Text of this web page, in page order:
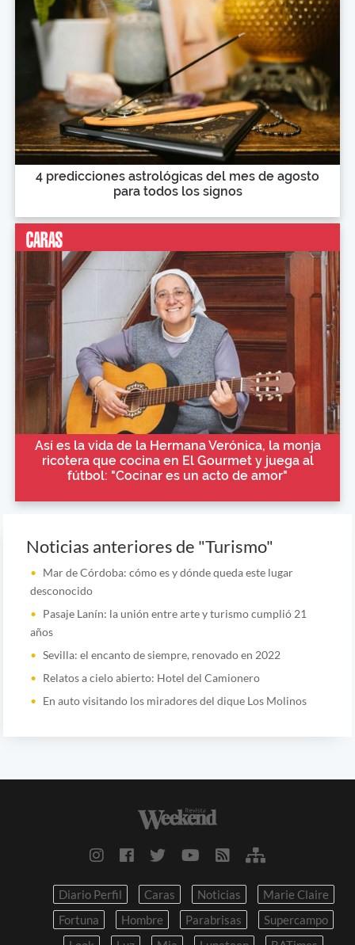
4 predicciones astrológicas del mes de agosto
para todos los signos
Así es la vida de la Hermana Verónica, la monja
ricotera que cocina en El Gourmet y juega al
fútbol: "Cocinar es un acto de amor"
Noticias anteriores de "Turismo"
Mar de Córdoba: cómo es y dónde queda este lugar
desconocido
Pasaje Lanín: la unión entre arte y turismo cumplió 21
años
Sevilla: el encanto de siempre, renovado en 2022
Relatos a cielo abierto: Hotel del Camionero
En auto visitando los miradores del dique Los Molinos
Diario Perfil Caras Noticias
Marie Claire
Fortuna
Hombre Parabrisas
Supercampo